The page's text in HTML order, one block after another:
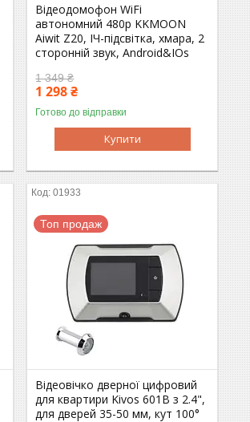
Відеодомофон WiFi
автономний 480p KKMOON
Aiwit Z20, ІЧ-підсвітка, хмара, 2
сторонній звук, Android&IOs
1 349 ₴
1 298 ₴
Готово до відправки
Купити
01933
Топ продаж
Відеовічко дверної цифровий
для квартири Kivos 601B з 2.4",
для дверей 35-50 мм, кут 100°